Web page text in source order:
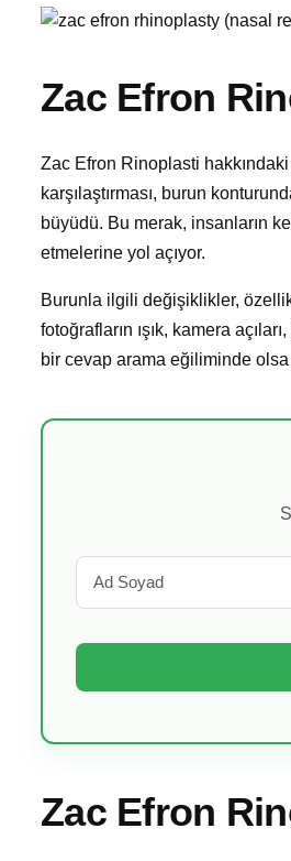
Zac Efron
Zac Efron Rinoplasti
karşılaştırması, burun
büyüdü. Bu merak, insanların
etmelerine yol açıyor.
Burunla ilgili değişiklikler,
fotoğrafların ışık, kamera
bir cevap arama eğiliminde
Zac Efron